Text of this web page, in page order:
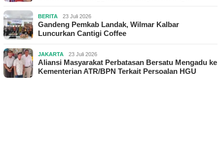
BERITA 23 Juli 2026
Gandeng Pemkab Landak, Wilmar Kalbar
Luncurkan Cantigi Coffee
JAKARTA 23 Juli 2026
Aliansi Masyarakat Perbatasan Bersatu Mengadu ke
Kementerian ATR/BPN Terkait Persoalan HGU